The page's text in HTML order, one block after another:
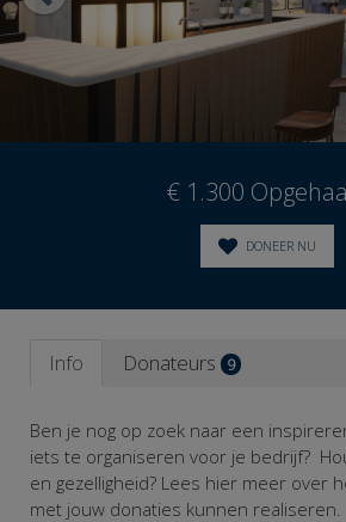
€ 1.300
DONEER NU
Info Donateurs 9
Ben je nog op zoek naar een
iets te organiseren voor je bedrijf?
en gezelligheid? Lees hier meer over
met jouw donaties kunnen realiseren.